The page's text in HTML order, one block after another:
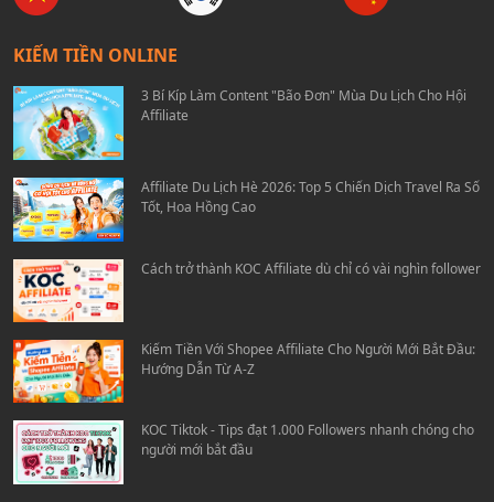
KIẾM TIỀN ONLINE
3 Bí Kíp Làm Content "Bão Đơn" Mùa Du Lịch Cho Hội
Affiliate
Affiliate Du Lịch Hè 2026: Top 5 Chiến Dịch Travel Ra Số
Tốt, Hoa Hồng Cao
Cách trở thành KOC Affiliate dù chỉ có vài nghìn follower
Kiếm Tiền Với Shopee Affiliate Cho Người Mới Bắt Đầu:
Hướng Dẫn Từ A-Z
KOC Tiktok - Tips đạt 1.000 Followers nhanh chóng cho
người mới bắt đầu